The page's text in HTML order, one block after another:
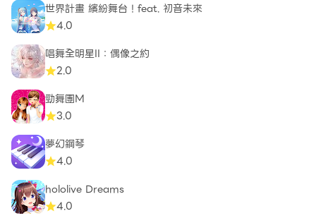
世界計畫 繽紛舞台！feat. 初音未來
4.0
唱舞全明星II：偶像之約
2.0
勁舞團M
3.0
夢幻鋼琴
4.0
hololive Dreams
4.0